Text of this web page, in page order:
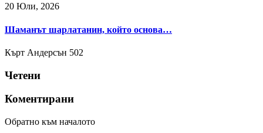
20 Юли, 2026
Шаманът шарлатанин, който основа…
Кърт Андерсън 502
Четени
Коментирани
Обратно към началото